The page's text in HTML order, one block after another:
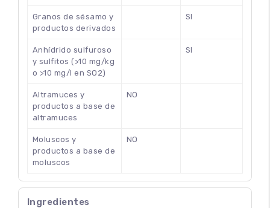
Granos de sésamo y
productos derivados
SI
Anhídrido sulfuroso
y sulfitos (>10 mg/kg
o >10 mg/l en SO2)
SI
Altramuces y
productos a base de
altramuces
NO
Moluscos y
productos a base de
moluscos
NO
Ingredientes